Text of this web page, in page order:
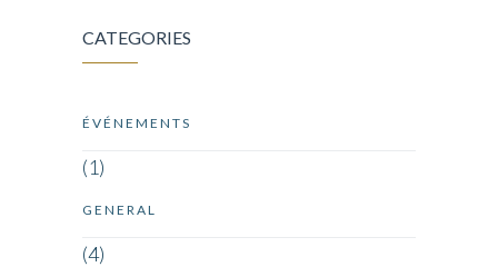
CATEGORIES
ÉVÉNEMENTS
(1)
GENERAL
(4)